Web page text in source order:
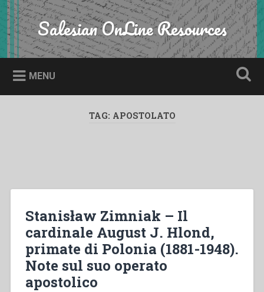
Skip
to
content
Search Salesian OnLine Resources
MENU
TAG: APOSTOLATO
Stanisław Zimniak – Il
cardinale August J. Hlond,
primate di Polonia (1881-1948).
Note sul suo operato
apostolico